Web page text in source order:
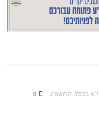
י״א בכסלו ה׳תשפ״ג